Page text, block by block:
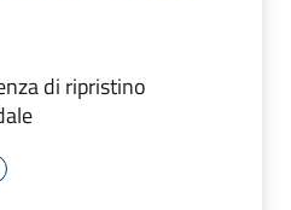
di ripristino